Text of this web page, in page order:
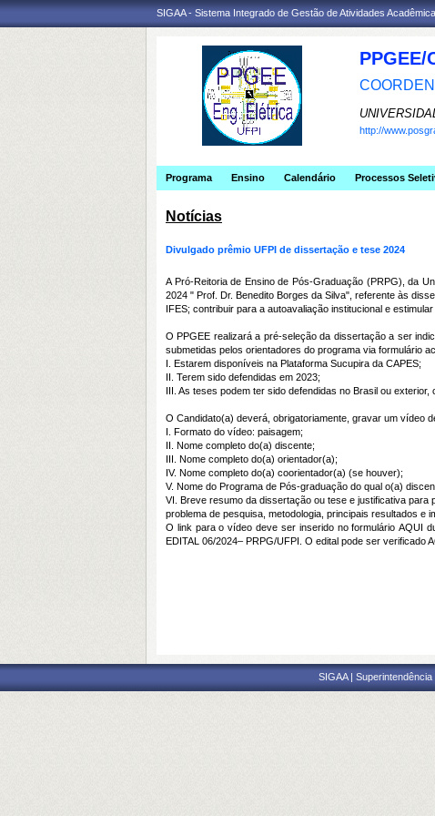
SIGAA - Sistema Integrado de Gestão de Atividades
PPGEE/
http://
Programa Ensino Calendário Processos
Notícias
Divulgado prêmio UFPI de dissertação e tese 2024
A Pró-Reitoria de Ensino de Pós-Graduação (PRPG), da
2024 " Prof. Dr. Benedito Borges da Silva", referente às
IFES; contribuir para a autoavaliação institucional e
O PPGEE realizará a pré-seleção da dissertação a ser
submetidas pelos orientadores do programa via formulário
I. Estarem disponíveis na Plataforma Sucupira da CAPES;
II. Terem sido defendidas em 2023;
III. As teses podem ter sido defendidas no Brasil ou
O Candidato(a) deverá, obrigatoriamente, gravar um vídeo
I. Formato do vídeo: paisagem;
II. Nome completo do(a) discente;
III. Nome completo do(a) orientador(a);
IV. Nome completo do(a) coorientador(a) (se houver);
V. Nome do Programa de Pós-graduação do qual o(a)
VI. Breve resumo da dissertação ou tese e justificativa para
problema de pesquisa, metodologia, principais resultados e
O link para o vídeo deve ser inserido no formulárioAQUI
EDITAL 06/2024– PRPG/UFPI. O edital pode ser verificado
SIGAA |